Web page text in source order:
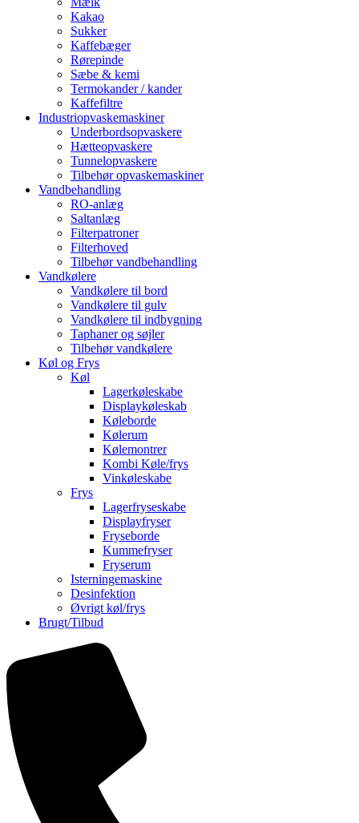
Kakao
Sukker
Kaffebæger
Rørepinde
Sæbe & kemi
Termokander / kander
Kaffefiltre
Industriopvaskemaskiner
Underbordsopvaskere
Hætteopvaskere
Tunnelopvaskere
Tilbehør opvaskemaskiner
Vandbehandling
RO-anlæg
Saltanlæg
Filterpatroner
Filterhoved
Tilbehør vandbehandling
Vandkølere
Vandkølere til bord
Vandkølere til gulv
Vandkølere til indbygning
Taphaner og søjler
Tilbehør vandkølere
Køl og Frys
Køl
Lagerkøleskabe
Displaykøleskab
Køleborde
Kølerum
Kølemontrer
Kombi Køle/frys
Vinkøleskabe
Frys
Lagerfryseskabe
Displayfryser
Fryseborde
Kummefryser
Fryserum
Isterningemaskine
Desinfektion
Øvrigt køl/frys
Brugt/Tilbud